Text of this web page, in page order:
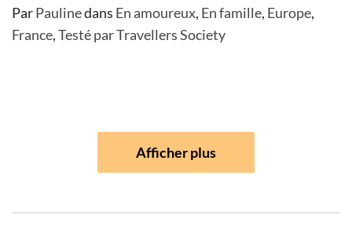
ParPaulinedans En amoureux, En famille, Europe,
France,Testé par Travellers Society
Afficher plus